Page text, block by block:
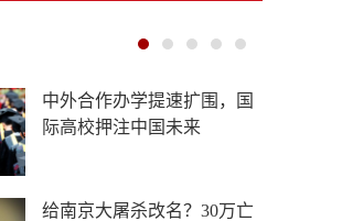
西藏足球少年的“攀峰”之
路：守住热爱，奔赴梦想之
几乎所有西方国家都干过这